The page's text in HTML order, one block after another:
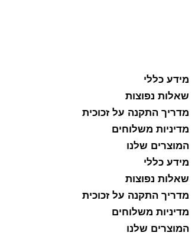
מידע כללי
שאלות נפוצות
מדריך התקנה על זכוכית
מדיניות משלוחים
המוצרים שלנו
מידע כללי
שאלות נפוצות
מדריך התקנה על זכוכית
מדיניות משלוחים
המוצרים שלנו